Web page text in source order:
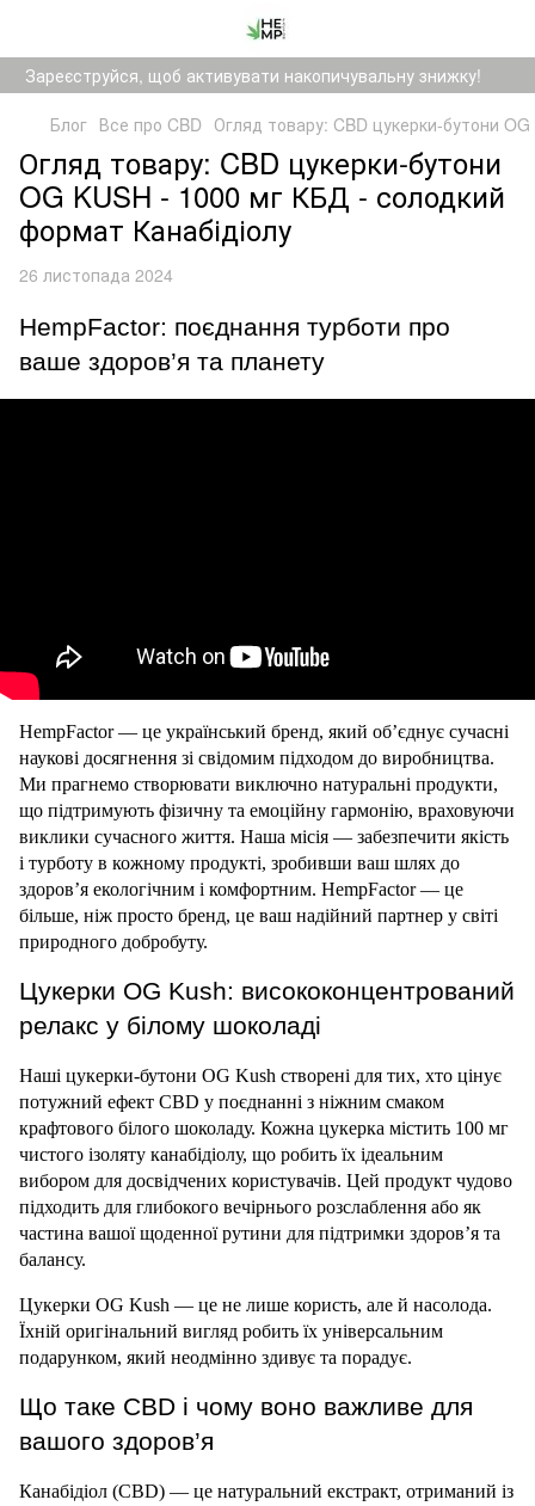
Зареєструйся, щоб активувати накопичувальну знижку!
Блог Все про CBD Огляд товару: CBD цукерки-бутони
Огляд товару: CBD цукерки-бутони
OG KUSH - 1000 мг КБД - солодкий
формат Канабідіолу
26 листопада 2024
HempFactor: поєднання турботи про
ваше здоров’я та планету
HempFactor — це український бренд, який об’єднує сучасні
наукові досягнення зі свідомим підходом до виробництва.
Ми прагнемо створювати виключно натуральні продукти,
що підтримують фізичну та емоційну гармонію, враховуючи
виклики сучасного життя. Наша місія — забезпечити якість
і турботу в кожному продукті, зробивши ваш шлях до
здоров’я екологічним і комфортним. HempFactor — це
більше, ніж просто бренд, це ваш надійний партнер у світі
природного добробуту.
Цукерки OG Kush: висококонцентрований
релакс у білому шоколаді
Наші цукерки-бутони OG Kush створені для тих, хто цінує
потужний ефект CBD у поєднанні з ніжним смаком
крафтового білого шоколаду. Кожна цукерка містить 100 мг
чистого ізоляту канабідіолу, що робить їх ідеальним
вибором для досвідчених користувачів. Цей продукт чудово
підходить для глибокого вечірнього розслаблення або як
частина вашої щоденної рутини для підтримки здоров’я та
балансу.
Цукерки OG Kush — це не лише користь, але й насолода.
Їхній оригінальний вигляд робить їх універсальним
подарунком, який неодмінно здивує та порадує.
Що таке CBD і чому воно важливе для
вашого здоров’я
Канабідіол (CBD) — це натуральний екстракт, отриманий із